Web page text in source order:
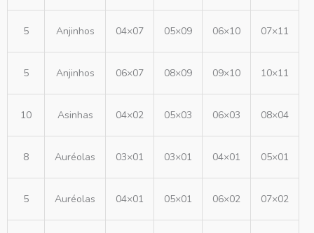
5 Anjinhos 04×07 05×09 06×10 07×11
5 Anjinhos 06×07 08×09 09×10 10×11
10 Asinhas 04×02 05×03 06×03 08×04
8 Auréolas 03×01 03×01 04×01 05×01
5 Auréolas 04×01 05×01 06×02 07×02